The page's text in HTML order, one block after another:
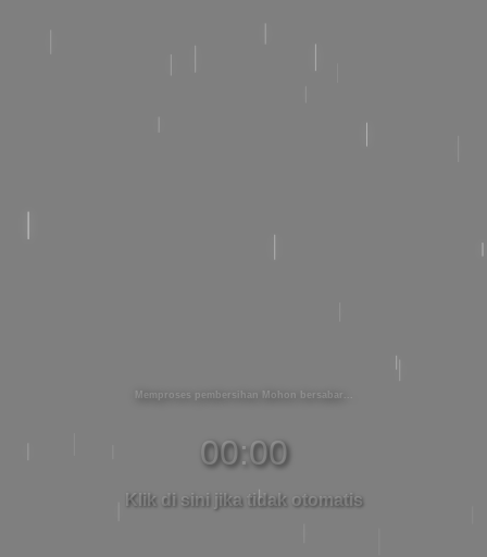
Memproses pembersihan Mohon bersabar
00:00
Klik di sini jika tidak otomatis